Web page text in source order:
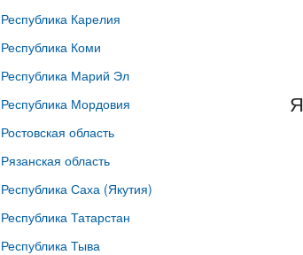
Республика Карелия
Республика Коми
Республика Марий Эл
Республика Мордовия
Ростовская область
Рязанская область
Республика Саха (Якутия)
Республика Татарстан
Республика Тыва
Я